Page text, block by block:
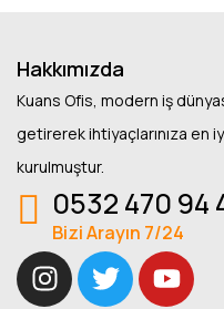
Hakkımızda
Kuans Ofis, modern iş
getirerek ihtiyaçlarınıza en
kurulmuştur.
0532 470 94
Bizi Arayın 7/24